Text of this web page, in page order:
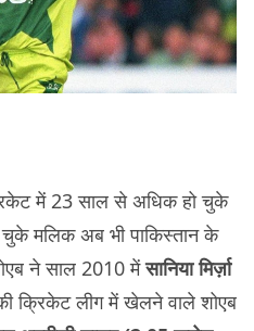
में 23 साल से अधिक हो चुके
मलिक अब भी पाकिस्तान के
ने साल 2010 मेंसानिया मिर्ज़ा
क्रिकेट लीग में खेलने वाले शोएब